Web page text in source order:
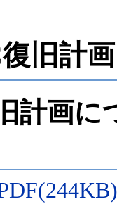
旧計
計画